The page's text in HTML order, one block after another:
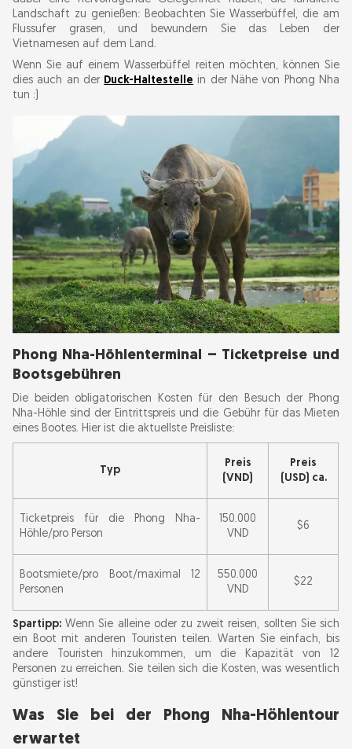
Höhle mitnehmen?
Kann ich in der Phong Nha-Höhle schwimmen?
Ist es möglich, die Phong Nha-Höhle ohne
Motorboot zu besuchen?
der Regenzeit zu besuchen?
Kann ich in Phong Nha eine selbst geführte
Beste Zeit für einen Besuch der Phong Nha-
Höhlenbootstation
Tipps für den Besuch der Bootsanlegestelle
der Phong Nha-Höhle
Weitere Sehenswürdigkeiten in der Nähe der
Bootsanlegestelle Phong Nha
Häufig gestellte Fragen zur Bootsanlegestelle
der Phong Nha-Höhle
Landschaft zu genießen: Beobachten Sie Wasserbüffel, die am
Flussufer grasen, und bewundern Sie das Leben der
Vietnamesen auf dem Land.
Wenn Sie auf einem Wasserbüffel reiten möchten, können Sie
dies auch an der Duck-Haltestelle in der Nähe von Phong Nha
tun :)
Phong Nha-Höhlenterminal – Ticketpreise und
Bootsgebühren
Die beiden obligatorischen Kosten für den Besuch der Phong
Nha-Höhle sind der Eintrittspreis und die Gebühr für das Mieten
eines Bootes. Hier ist die aktuellste Preisliste:
Typ
Preis
(VND)
Preis
(USD) ca.
Ticketpreis für die Phong Nha-
Höhle/pro Person
150.000
VND
$6
Bootsmiete/pro Boot/maximal 12
Personen
550.000
VND
$22
Spartipp: Wenn Sie alleine oder zu zweit reisen, sollten Sie sich
ein Boot mit anderen Touristen teilen. Warten Sie einfach, bis
andere Touristen hinzukommen, um die Kapazität von 12
Personen zu erreichen. Sie teilen sich die Kosten, was wesentlich
günstiger ist!
Was Sie bei der Phong Nha-Höhlentour
erwartet